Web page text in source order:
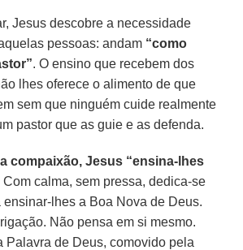
Jesus descobre a necessidade
pessoas: andam “como
. O ensino que recebem dos
lhes oferece o alimento de que
sem que ninguém cuide realmente
pastor que as guie e as defenda.
compaixão, Jesus “ensina-lhes
Com calma, sem pressa, dedica-se
ensinar-lhes a Boa Nova de Deus.
Não pensa em si mesmo.
Palavra de Deus, comovido pela